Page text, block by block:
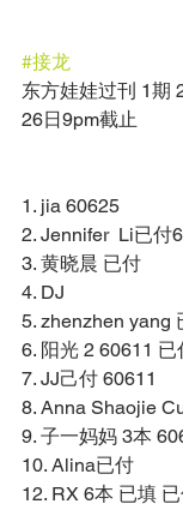
#接龙
东方娃娃过刊 1期
26日9pm截止
1. jia 60625
2. Jennifer  Li已付
3. 黄晓晨 已付
4. DJ
5. zhenzhen yang
6. 阳光 2 60611 已
7. JJ己付 60611
8. Anna Shaojie
9. 子一妈妈 3本
10. Alina已付
12. RX 6本 已填